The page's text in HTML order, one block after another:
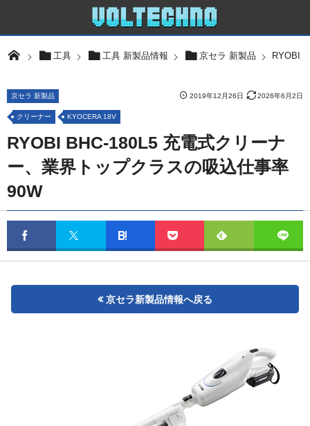
工具 工具 新製品情報 京セラ 新製品 RYOBI
2019年12月26日 2026年6月2日
京セラ 新製品
クリーナー KYOCERA 18V
RYOBI BHC-180L5 充電式クリーナ
ー、業界トップクラスの吸込仕事率
90W
京セラ新製品情報へ戻る